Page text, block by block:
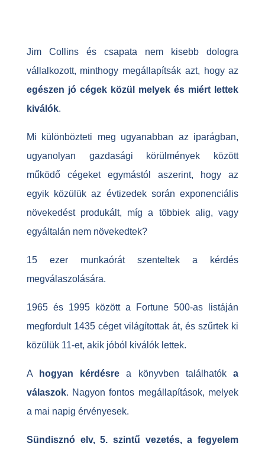
Jim Collins és csapata nem kisebb dologra
vállalkozott, minthogy megállapítsák azt, hogy az
egészen jó cégek közül melyek és miért lettek
kiválók.
Mi különbözteti meg ugyanabban az iparágban,
ugyanolyan gazdasági körülmények között
működő cégeket egymástól aszerint, hogy az
egyik közülük az évtizedek során exponenciális
növekedést produkált, míg a többiek alig, vagy
egyáltalán nem növekedtek?
15 ezer munkaórát szenteltek a kérdés
megválaszolására.
1965 és 1995 között a Fortune 500-as listáján
megfordult 1435 céget világítottak át, és szűrtek ki
közülük 11-et, akik jóból kiválók lettek.
A hogyan kérdésre a könyvben találhatóka
válaszok. Nagyon fontos megállapítások, melyek
a mai napig érvényesek.
Sündisznó elv, 5. szintű vezetés, a fegyelem